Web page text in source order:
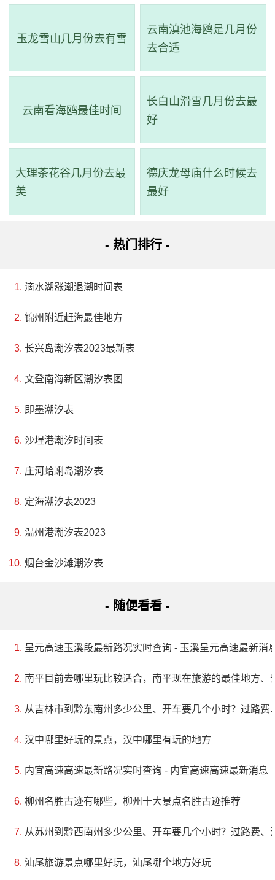
玉龙雪山几月份去有雪
云南滇池海鸥是几月份
去合适
云南看海鸥最佳时间
长白山滑雪几月份去最
好
大理茶花谷几月份去最
美
德庆龙母庙什么时候去
最好
- 热门排行 -
滴水湖涨潮退潮时间表
锦州附近赶海最佳地方
长兴岛潮汐表2023最新表
文登南海新区潮汐表图
即墨潮汐表
沙埕港潮汐时间表
庄河蛤蜊岛潮汐表
定海潮汐表2023
温州港潮汐表2023
烟台金沙滩潮汐表
- 随便看看 -
呈元高速玉溪段最新路况实时查询 - 玉溪呈元高速最新消
南平目前去哪里玩比较适合，南平现在旅游的最佳地方、
从吉林市到黔东南州多少公里、开车要几个小时？过路费
汉中哪里好玩的景点，汉中哪里有玩的地方
内宜高速高速最新路况实时查询 - 内宜高速高速最新消息
柳州名胜古迹有哪些，柳州十大景点名胜古迹推荐
从苏州到黔西南州多少公里、开车要几个小时？过路费、
汕尾旅游景点哪里好玩，汕尾哪个地方好玩